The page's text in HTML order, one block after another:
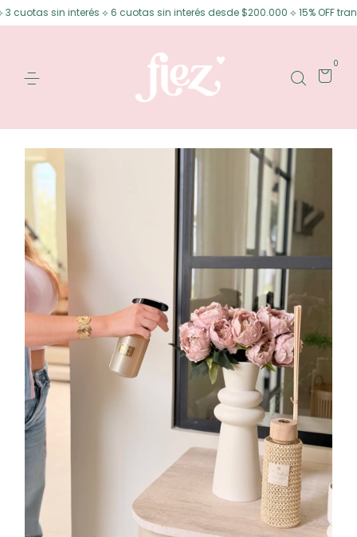
interés ⟡ 6 cuotas sin interés desde $200.000 ⟡ 15% OFF
0